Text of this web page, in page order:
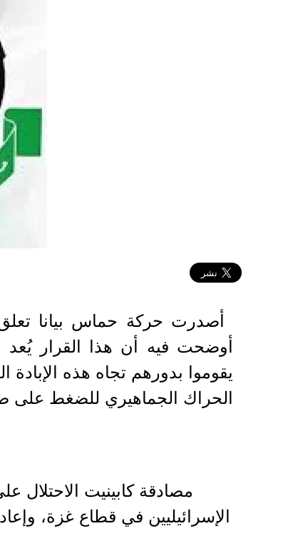
أصدرت حركة حماس بيانا
أوضحت فيه أن هذا القرار يُعد
يقوموا بدورهم تجاه هذه
الحراك الجماهيري للضغط على
مصادقة كابينيت الاحتلال
الإسرائيليين في قطاع غزة،